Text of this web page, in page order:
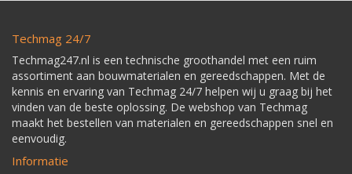
Techmag 24/7
Techmag247.nl is een technische groothandel met een ruim
assortiment aan bouwmaterialen en gereedschappen. Met de
kennis en ervaring van Techmag 24/7 helpen wij u graag bij het
vinden van de beste oplossing. De webshop van Techmag
maakt het bestellen van materialen en gereedschappen snel en
eenvoudig.
Informatie